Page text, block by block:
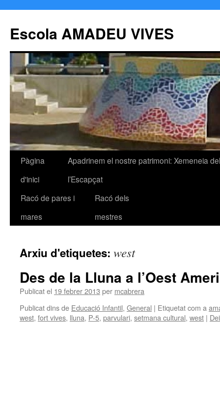
Escola AMADEU VIVES
Vés
contingut
Pàgina
d'inici
Apadrinem el nostre patrimoni: Xemeneia
l’Escapçat
Racó de pares i
mares
Racó dels
mestres
Arxiu d'etiquetes: west
Des de la Lluna a l’Oest
Publicat el 19 febrer 2013 per mcabrera
Publicat dins de Educació Infantil, General | Etiquetat com a
west, fort vives, lluna, P-5, parvulari, setmana cultural, west |